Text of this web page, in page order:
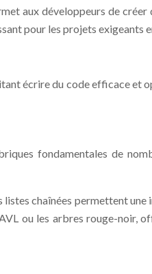
aux développeurs de
pour les projets exigeants
écrire du code efficace et
fondamentales de
chaînées permettent une
ou les arbres rouge-noir,